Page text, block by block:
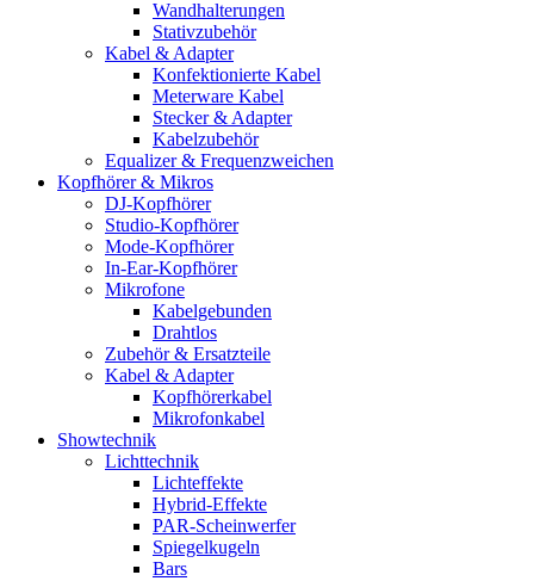
Wandhalterungen
Stativzubehör
Kabel & Adapter
Konfektionierte Kabel
Meterware Kabel
Stecker & Adapter
Kabelzubehör
Equalizer & Frequenzweichen
Kopfhörer & Mikros
DJ-Kopfhörer
Studio-Kopfhörer
Mode-Kopfhörer
In-Ear-Kopfhörer
Mikrofone
Kabelgebunden
Drahtlos
Zubehör & Ersatzteile
Kabel & Adapter
Kopfhörerkabel
Mikrofonkabel
Showtechnik
Lichttechnik
Lichteffekte
Hybrid-Effekte
PAR-Scheinwerfer
Spiegelkugeln
Bars